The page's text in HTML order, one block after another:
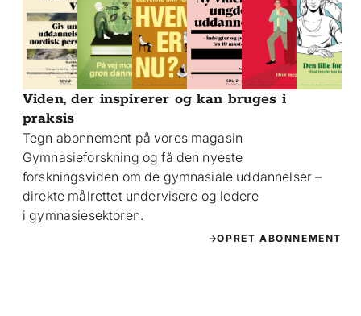
Viden, der inspirerer og kan bruges i
praksis
Tegn abonnement på vores magasin
Gymnasieforskning og få den nyeste
forskningsviden om de gymnasiale uddannelser –
direkte målrettet undervisere og ledere
i gymnasiesektoren.
OPRET ABONNEMENT